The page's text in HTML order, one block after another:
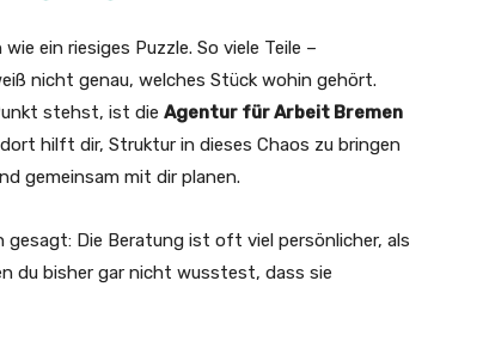
ein riesiges Puzzle. So viele Teile –
nicht genau, welches Stück wohin gehört.
stehst, ist die Agentur für Arbeit Bremen
dort hilft dir, Struktur in dieses Chaos zu bringen
gemeinsam mit dir planen.
Die Beratung ist oft viel persönlicher, als
du bisher gar nicht wusstest, dass sie